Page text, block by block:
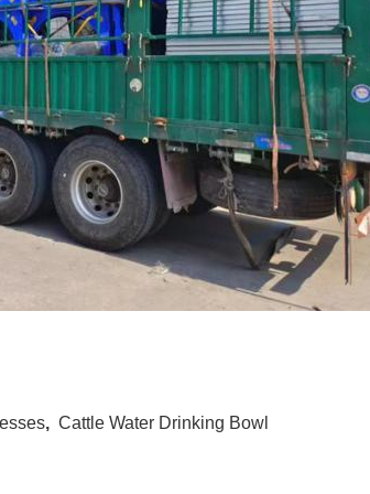
, Cattle Water Drinking Bowl